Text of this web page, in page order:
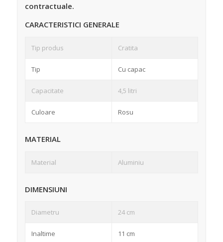
contractuale.
CARACTERISTICI GENERALE
Tip produs Cratita
Tip Cu capac
Capacitate 4,5 litri
Culoare Rosu
MATERIAL
Material Aluminiu
DIMENSIUNI
Diametru 24 cm
Inaltime 11 cm